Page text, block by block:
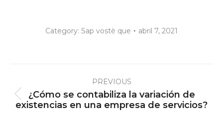
Category: Sap vostè que abril 7, 2021
navigationPREVIOUS
Previous
post:
¿Cómo se contabiliza la variación de
existencias en una empresa de servicios?